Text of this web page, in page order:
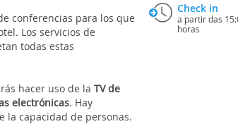
conferencias para los que
Los servicios de
todas estas
hacer uso de laTV de
electrónicas. Hay
la capacidad de personas.
Check in
a partir das
horas